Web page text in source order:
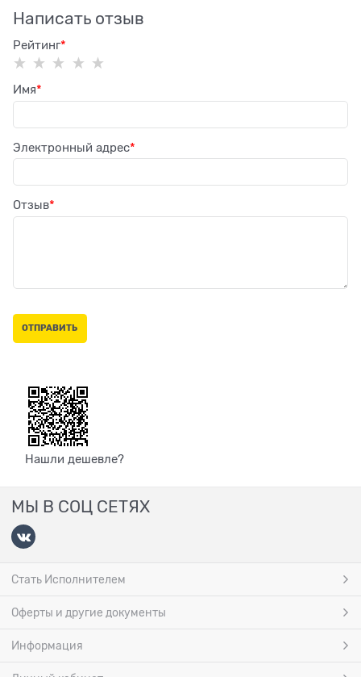
Написать отзыв
Рейтинг
Имя
Электронный адрес
Отзыв
Нашли дешевле?
МЫ В СОЦ СЕТЯХ
Стать Исполнителем
Оферты и другие документы
Информация